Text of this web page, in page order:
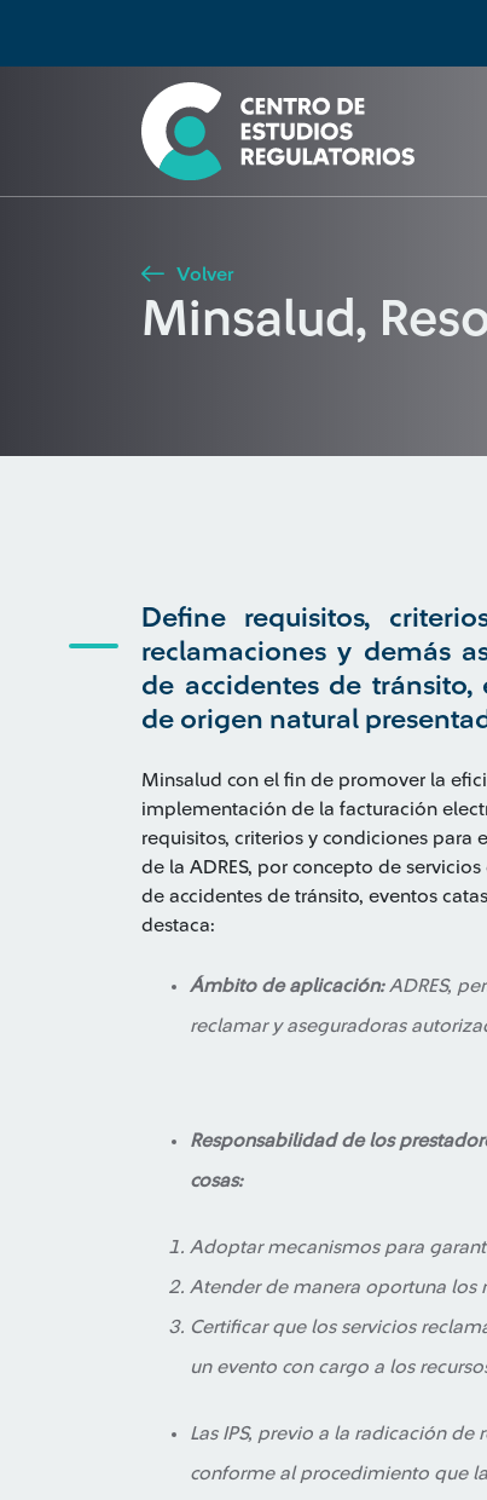
Seleccione país
Buscar
Volver
Minsalud,
Define requisitos,
reclamaciones y demás
de accidentes de tránsito,
de origen natural
Minsalud con el fin de promover la
implementación de la facturación
requisitos, criterios y condiciones para
de la ADRES, por concepto de
de accidentes de tránsito, eventos
destaca:
Ámbito de aplicación:ADRES,
reclamar y aseguradoras
Responsabilidad de los
cosas:
Adoptar mecanismos para
Atender de manera oportuna los
Certificar que los servicios
un evento con cargo a los
Las IPS, previo a la radicación de
conforme al procedimiento que